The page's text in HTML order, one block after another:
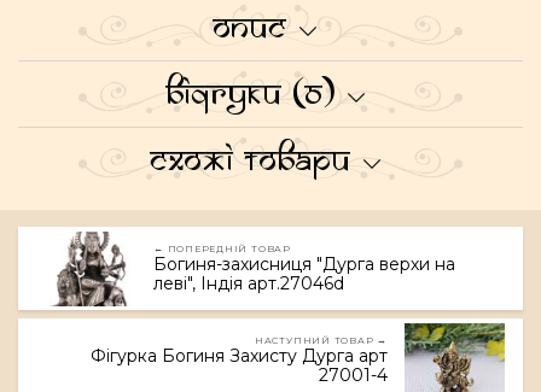
Опис
Відгуки (0)
Схожі товари
← ПОПЕРЕДНІЙ ТОВАР
Богиня-захисниця "Дурга верхи на
леві", Індія арт.27046d
НАСТУПНИЙ ТОВАР →
Фігурка Богиня Захисту Дурга арт
27001-4